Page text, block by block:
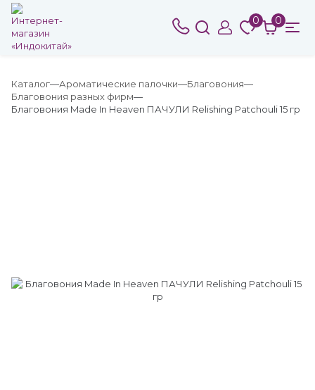
0 0
Каталог Ароматические палочки
Благовония
Благовония разных фирм
Благовония Made In Heaven ПАЧУЛИ Relishing Patchouli 15 гр